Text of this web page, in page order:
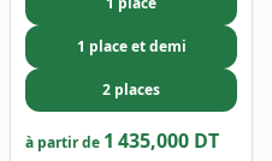
1 place et demi
2 places
à partir de 1 435,000 DT